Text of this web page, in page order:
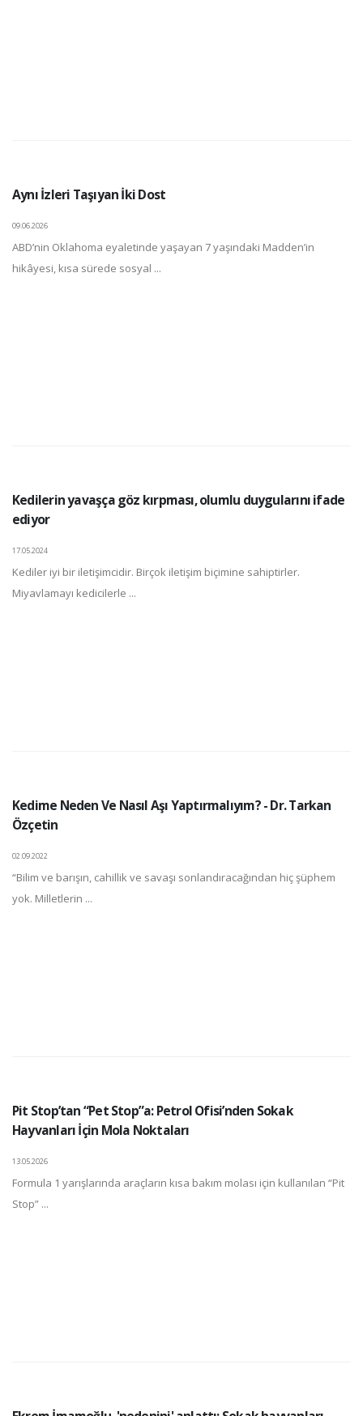
Aynı İzleri Taşıyan İki Dost
09.06.2026
ABD’nin Oklahoma eyaletinde yaşayan 7 yaşındaki Madden’in
hikâyesi, kısa sürede sosyal ...
Kedilerin yavaşça göz kırpması, olumlu duygularını ifade
ediyor
17.05.2024
Kediler iyi bir iletişimcidir. Birçok iletişim biçimine sahiptirler.
Miyavlamayı kedicilerle ...
Kedime Neden Ve Nasıl Aşı Yaptırmalıyım? - Dr. Tarkan
Özçetin
02.09.2022
“Bilim ve barışın, cahillik ve savaşı sonlandıracağından hiç şüphem
yok. Milletlerin ...
Pit Stop’tan “Pet Stop”a: Petrol Ofisi’nden Sokak
Hayvanları İçin Mola Noktaları
13.05.2026
Formula 1 yarışlarında araçların kısa bakım molası için kullanılan “Pit
Stop” ...